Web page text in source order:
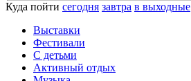
Куда пойти сегодня завтра в выходные
Выставки
Фестивали
С детьми
Активный отдых